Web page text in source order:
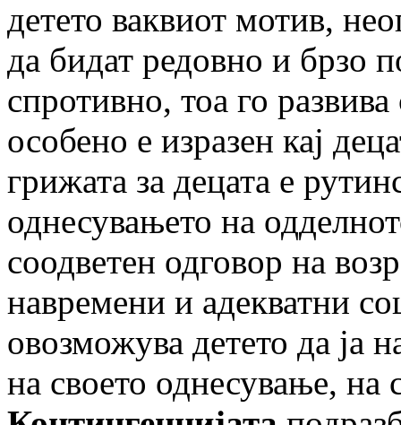
детето ваквиот мотив,
да бидат редовно и брзо
спротивно, тоа го
особено е изразен кај
грижата за децата е
однесувањето на
соодветен одговор на
навремени и адекватни
овозможува детето да ја
на своето однесување, на